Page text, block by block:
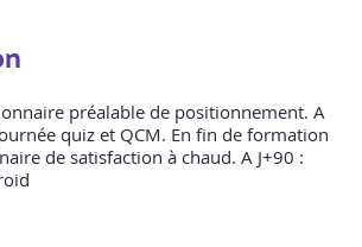
préalable de positionnement. A
quiz et QCM. En fin de formation
de satisfaction à chaud. A J+90 :